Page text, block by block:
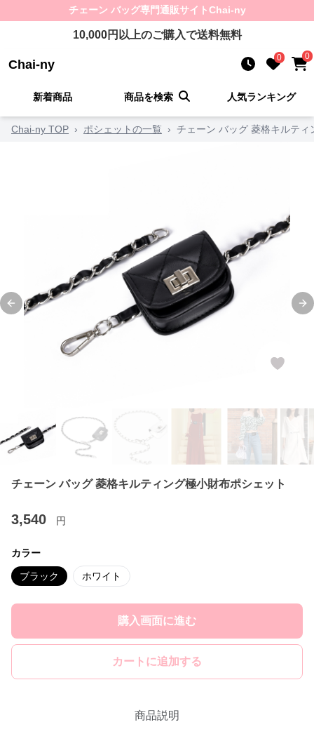
チェーン バッグ専門通販サイトChai-ny
10,000円以上のご購入で送料無料
Chai-ny 0 0
新着商品 商品を検索 人気ランキング
Chai-ny TOP › ポシェットの一覧 › チェーン バッグ 菱格キルテ
Previous slide
チェーン バッグ 菱格キルティング極小財布ポシェット
3,540 円
カラー
ブラック ホワイト
購入画面に進む
カートに追加する
商品説明